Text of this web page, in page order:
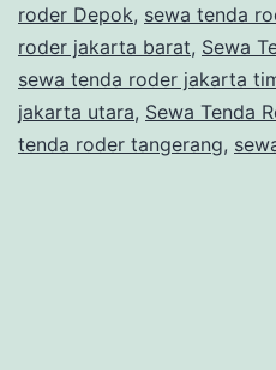
roder Depok, sewa tenda
roder jakarta barat, Sewa
sewa tenda roder jakarta
jakarta utara, Sewa Tenda
tenda roder tangerang,